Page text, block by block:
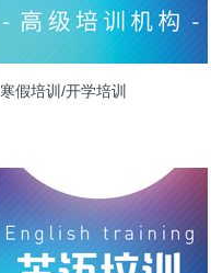
寒假培训/开学培训